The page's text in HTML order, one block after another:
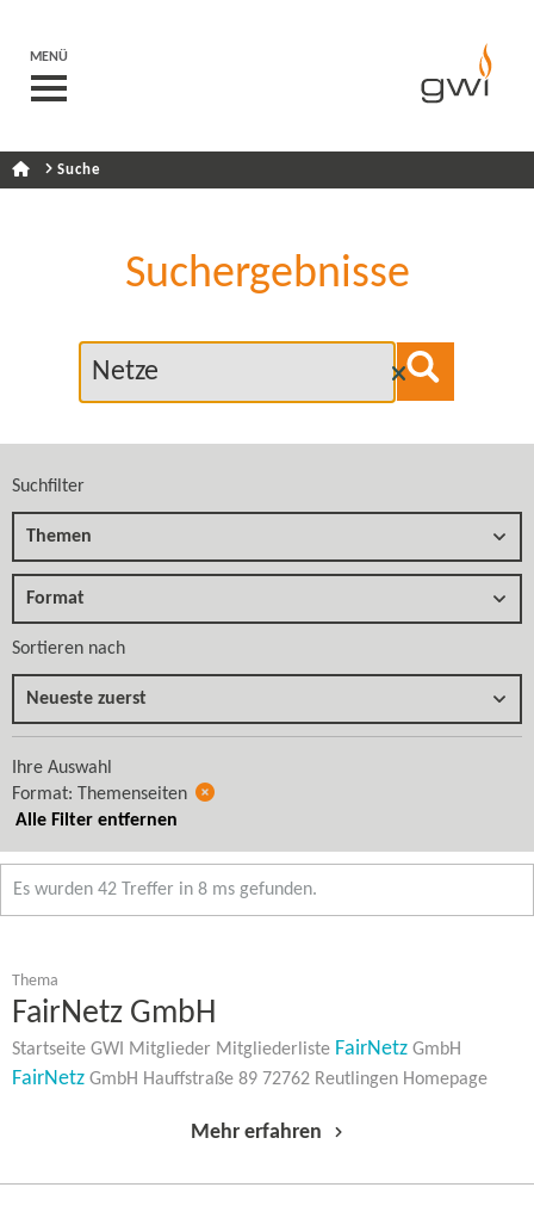
MENÜ
Suche
Suchergebnisse
Suchfilter
Themen
Format
Sortieren nach
Neueste zuerst
Ihre Auswahl
Format: Themenseiten
Alle Filter entfernen
Es wurden 42 Treffer in 8 ms gefunden.
Thema
FairNetz GmbH
Startseite GWI Mitglieder Mitgliederliste FairNetz GmbH
FairNetz GmbH Hauffstraße 89 72762 Reutlingen Homepage
Mehr erfahren